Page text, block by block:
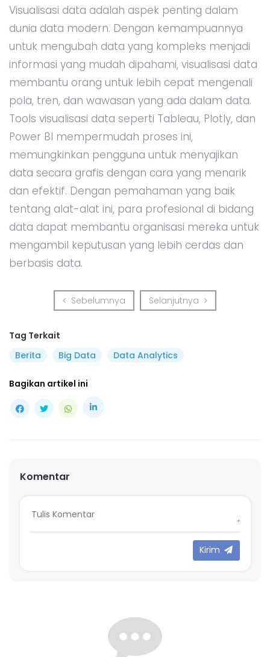
Visualisasi data adalah aspek penting dalam
dunia data modern. Dengan kemampuannya
untuk mengubah data yang kompleks menjadi
informasi yang mudah dipahami, visualisasi data
membantu orang untuk lebih cepat mengenali
pola, tren, dan wawasan yang ada dalam data.
Tools visualisasi data seperti Tableau, Plotly, dan
Power BI mempermudah proses ini,
memungkinkan pengguna untuk menyajikan
data secara grafis dengan cara yang menarik
dan efektif. Dengan pemahaman yang baik
tentang alat-alat ini, para profesional di bidang
data dapat membantu organisasi mereka untuk
mengambil keputusan yang lebih cerdas dan
berbasis data.
Sebelumnya Sebelumnya
Selanjutnya Selanjutnya
Tag Terkait
Berita
Big Data Data Analytics
Bagikan artikel ini
Komentar
Kirim